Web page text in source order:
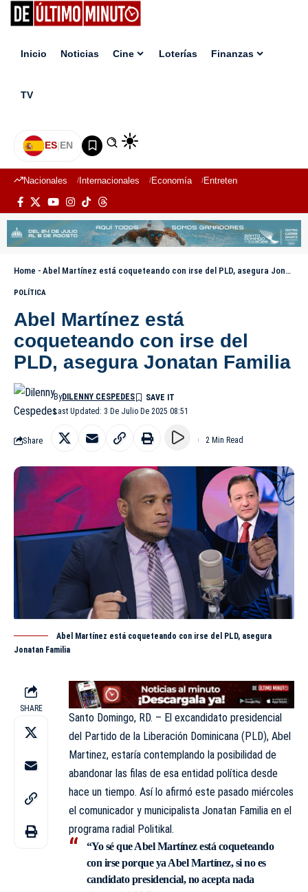
Inicio Noticias Cine Loterías Finanzas
TV
ES|EN
Nacionales Internacionales Economía Entretenimiento
Home - Abel Martínez está coqueteando con irse del PLD, asegura Jonatan Familia
POLÍTICA
Abel Martínez está
coqueteando con irse del
PLD, asegura Jonatan Familia
Last Updated: 3 De Julio De 2025 08:51
ByDILENNY CESPEDES
Share 2 Min Read
Abel Martínez está coqueteando con irse del PLD, asegura
Jonatan Familia
SHARE
Santo Domingo, RD. – El excandidato presidencial
del Partido de la Liberación Dominicana (PLD), Abel
Martinez, estaría contemplando la posibilidad de
abandonar las filas de esa entidad política desde
hace un tiempo. Así lo afirmó este pasado miércoles
el comunicador y municipalista Jonatan Familia en el
programa radial Politikal.
“Yo sé que Abel Martínez está coqueteando
con irse porque ya Abel Martínez, si no es
candidato presidencial, no acepta nada